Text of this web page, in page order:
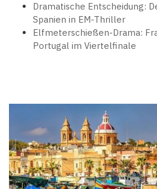
Dramatische Entscheidung:
Spanien in EM-Thriller
Elfmeterschießen-Drama:
Portugal im Viertelfinale